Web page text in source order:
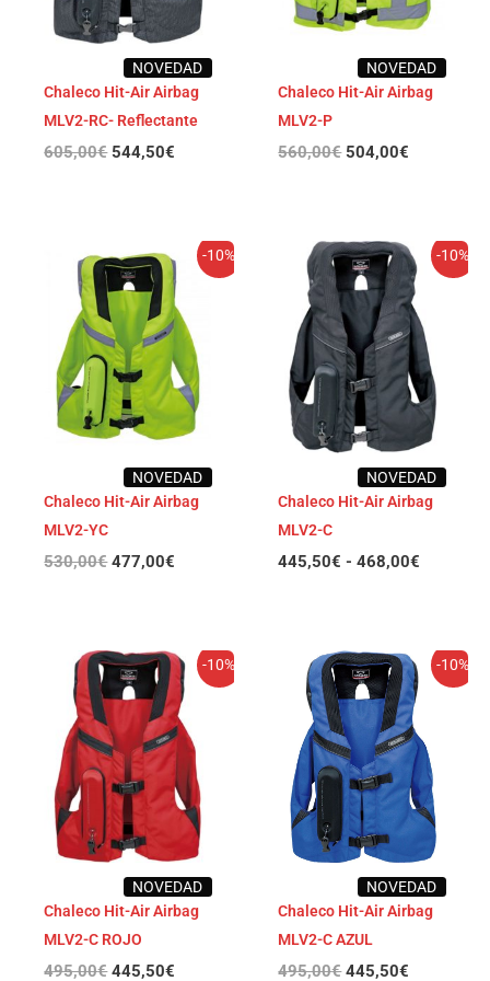
NOVEDAD
Chaleco Hit-Air Airbag
MLV2-RC- Reflectante
605,00€ 544,50€
NOVEDAD
Chaleco Hit-Air Airbag
MLV2-P
560,00€ 504,00€
-10%
NOVEDAD
Chaleco Hit-Air Airbag
MLV2-YC
530,00€
precio
original
era:
530,00€.
477,00€
precio
actual
es:
477,00€.
-10%
NOVEDAD
Chaleco Hit-Air Airbag
MLV2-C
445,50€ - 468,00€
Rango
de
445,50€
hasta
468,00€
-10%
NOVEDAD
Chaleco Hit-Air Airbag
MLV2-C ROJO
495,00€
El
precio
original
era:
495,00€.
445,50€
El
precio
actual
es:
445,50€.
-10%
NOVEDAD
Chaleco Hit-Air Airbag
MLV2-C AZUL
495,00€
El
precio
original
era:
495,00€.
445,50€
El
precio
actual
es:
445,50€.